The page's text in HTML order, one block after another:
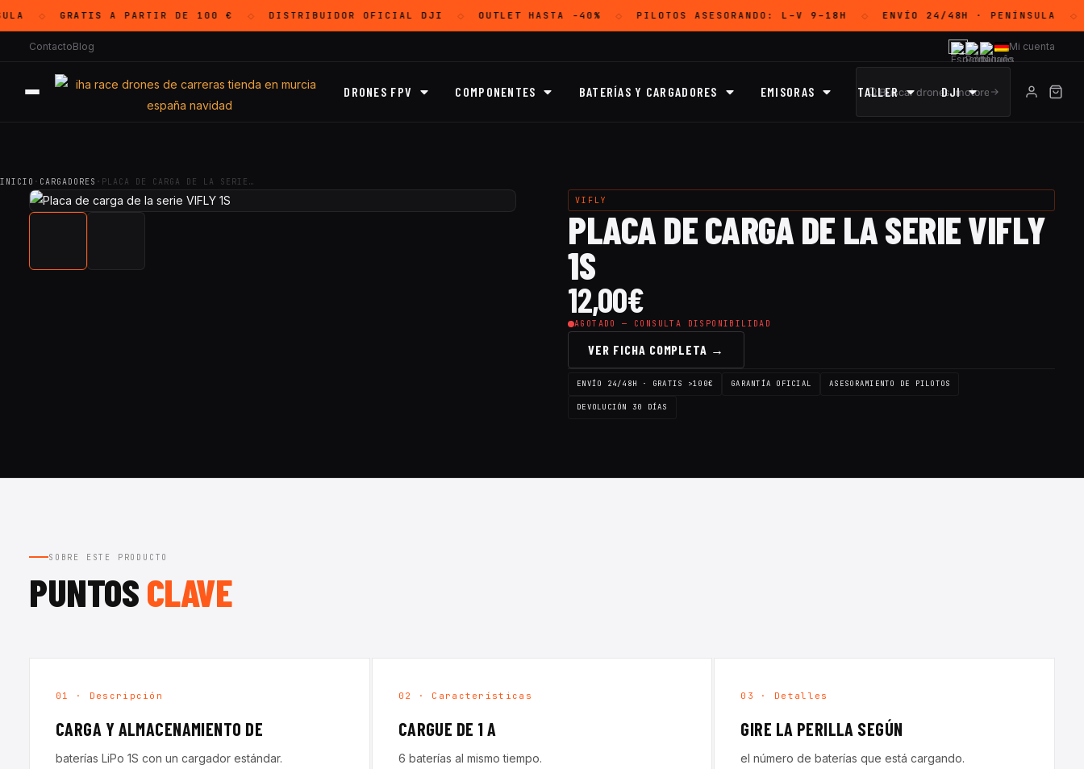
GRATISA PARTIR DE 100 € DISTRIBUIDOR OFICIALDJI OUTLETHASTA -40% PILOTOS ASESORANDO: L–V 9–18H ENVÍO 24/48H· PENÍNSULA
ContactoBlog Mi cuenta
DRONES FPV COMPONENTES BATERÍAS Y CARGADORES EMISORAS TALLER DJI
INICIO · CARGADORES · PLACA DE CARGA DE LA SERIE…
VIFLY
PLACA DE CARGA DE LA SERIE VIFLY
1S
12,00€
AGOTADO — CONSULTA DISPONIBILIDAD
VER FICHA COMPLETA →
ENVÍO 24/48H · GRATIS >100€ GARANTÍA OFICIAL ASESORAMIENTO DE PILOTOS
DEVOLUCIÓN 30 DÍAS
SOBRE ESTE PRODUCTO
PUNTOSCLAVE
01 · Descripción
CARGA Y ALMACENAMIENTO DE
baterías LiPo 1S con un cargador estándar.
02 · Características
CARGUE DE 1 A
6 baterías al mismo tiempo.
03 · Detalles
GIRE LA PERILLA SEGÚN
el número de baterías que está cargando.